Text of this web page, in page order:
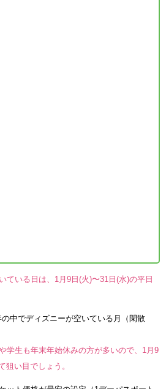
ている日は、1月9日(火)〜31日(水)の平日
中でディズニーが空いている月（閑散
学生も年末年始休みの方が多いので、1月9
狙い目でしょう。